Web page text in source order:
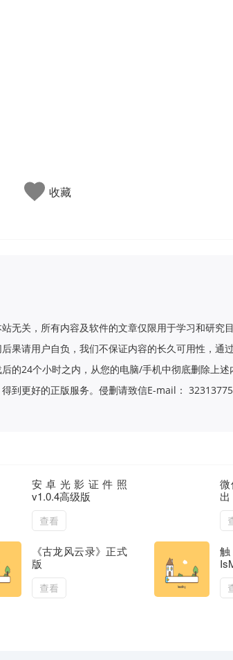
收藏
无关，所有内容及软件的文章仅限用于学习和研究
果请用户自负，我们不保证内容的长久可用性，通
的24个小时之内，从您的电脑/手机中彻底删除上述
到更好的正版服务。侵删请致信E-mail：
安卓光影证件照
v1.0.4高级版
查看
《古龙风云录》正式
版
查看